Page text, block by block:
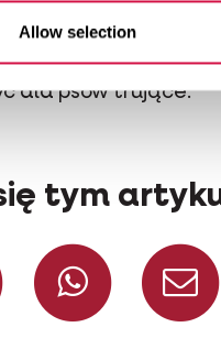
Allow selection
w roku.
oprócz trawy.
dla psów trujące.
tym
Facebook